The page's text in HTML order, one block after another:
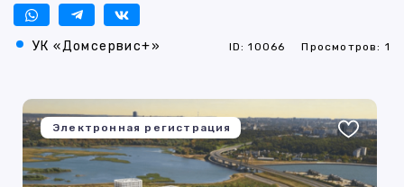
УК «Домсервис+» ID: 10066 Просмотров: 1
Электронная регистрация